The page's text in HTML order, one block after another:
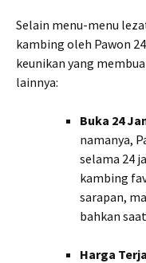
Selain menu-menu
kambing oleh Pawon
keunikan yang
lainnya:
Buka 24
namanya,
selama 24
kambing
sarapan,
bahkan
Harga